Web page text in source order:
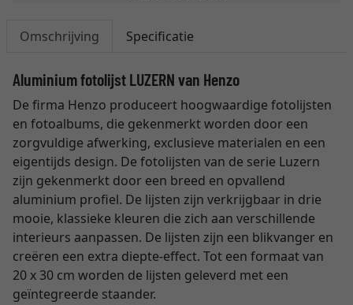
Omschrijving Specificatie
Aluminium fotolijst LUZERN van Henzo
De firma Henzo produceert hoogwaardige fotolijsten
en fotoalbums, die gekenmerkt worden door een
zorgvuldige afwerking, exclusieve materialen en een
eigentijds design. De fotolijsten van de serie Luzern
zijn gekenmerkt door een breed en opvallend
aluminium profiel. De lijsten zijn verkrijgbaar in drie
mooie, klassieke kleuren die zich aan verschillende
interieurs aanpassen. De lijsten zijn een blikvanger en
creëren een extra diepte-effect. Tot een formaat van
20 x 30 cm worden de lijsten geleverd met een
geïntegreerde staander.